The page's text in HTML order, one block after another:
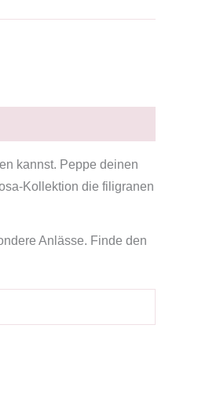
kannst. Peppe deinen
Kollektion die filigranen
Anlässe. Finde den